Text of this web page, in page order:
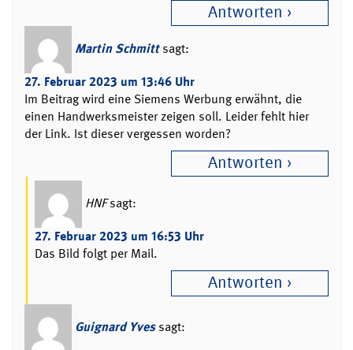
Antworten
Martin Schmitt sagt:
27. Februar 2023 um 13:46 Uhr
Im Beitrag wird eine Siemens Werbung erwähnt, die
einen Handwerksmeister zeigen soll. Leider fehlt hier
der Link. Ist dieser vergessen worden?
Antworten
HNF sagt:
27. Februar 2023 um 16:53 Uhr
Das Bild folgt per Mail.
Antworten
Guignard Yves sagt: